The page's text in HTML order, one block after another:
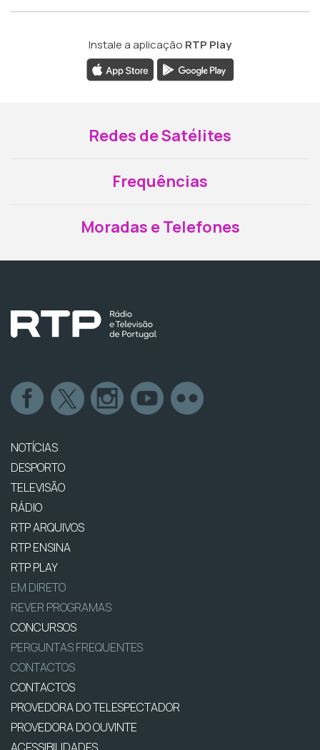
Instale a aplicação RTP Play
Redes de Satélites
Frequências
Moradas e Telefones
NOTÍCIAS
DESPORTO
TELEVISÃO
RÁDIO
RTP ARQUIVOS
RTP ENSINA
RTP PLAY
EM DIRETO
REVER PROGRAMAS
CONCURSOS
PERGUNTAS FREQUENTES
CONTACTOS
CONTACTOS
PROVEDORA DO TELESPECTADOR
PROVEDORA DO OUVINTE